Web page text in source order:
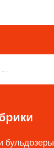
бульдозеры